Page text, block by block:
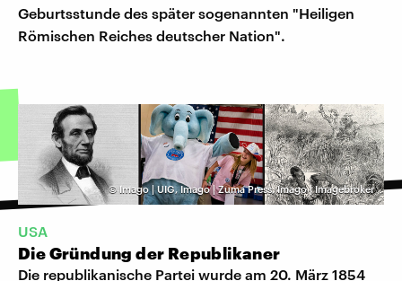
Geburtsstunde des später sogenannten "Heiligen
Römischen Reiches deutscher Nation".
©Imago | UIG, Imago | Zuma Press, Imago | Imagebroker
USA
Die Gründung der Republikaner
Die republikanische Partei wurde am 20. März 1854